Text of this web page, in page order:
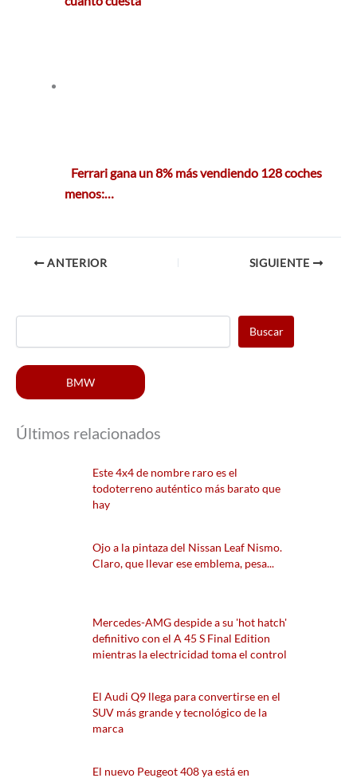
Ferrari gana un 8% más vendiendo 128 coches
menos:…
ANTERIOR SIGUIENTE
Buscar
BMW
Últimos relacionados
Este 4x4 de nombre raro es el
todoterreno auténtico más barato que
hay
Ojo a la pintaza del Nissan Leaf Nismo.
Claro, que llevar ese emblema, pesa...
Mercedes-AMG despide a su 'hot hatch'
definitivo con el A 45 S Final Edition
mientras la electricidad toma el control
El Audi Q9 llega para convertirse en el
SUV más grande y tecnológico de la
marca
El nuevo Peugeot 408 ya está en